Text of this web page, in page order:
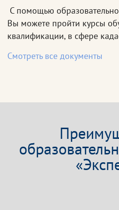
С помощью
Вы можете пройти курсы
квалификации, в сфере
Смотреть все документы